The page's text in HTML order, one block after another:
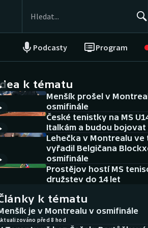
Podcasty Program
NEPŘEHLÉDNĚTE
Historické návraty
Aplikace ČT sport
AZ kvíz
k tématu
Menšík prošel v
osmifinále
České tenistky na MS
Italkám a budou bojovat
Lehečka v Montrealu ve
vyřadil Belgičana
osmifinále
Prostějov hostí MS
družstev do 14 let
k tématu
je v Montrealu v osmifinále
před 8 hod